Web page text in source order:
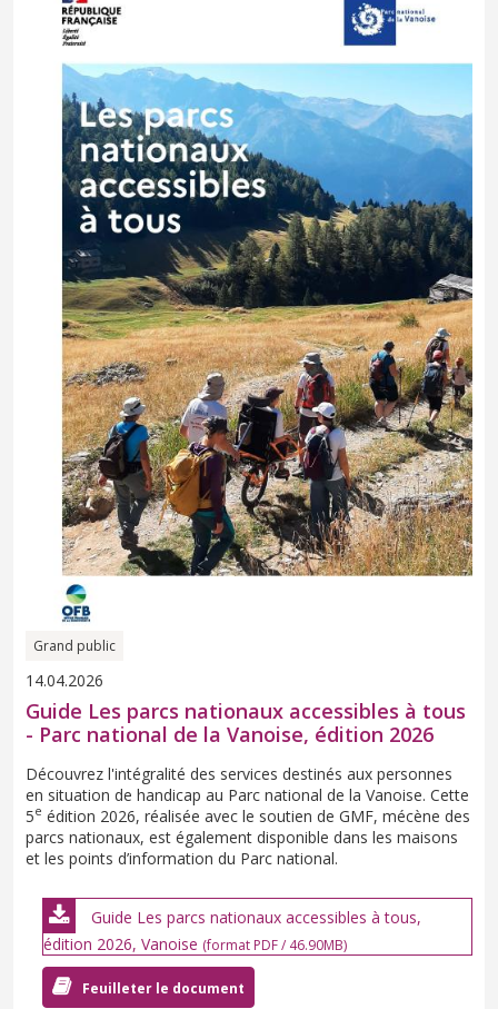
Grand public
14.04.2026
Guide Les parcs nationaux accessibles à tous
- Parc national de la Vanoise, édition 2026
Découvrez l'intégralité des services destinés aux personnes
en situation de handicap au Parc national de la Vanoise. Cette
5e édition 2026, réalisée avec le soutien de GMF, mécène des
parcs nationaux, est également disponible dans les maisons
et les points d’information du Parc national.
Guide Les parcs nationaux accessibles à tous,
édition 2026, Vanoise (format PDF / 46.90MB)
Feuilleter le document